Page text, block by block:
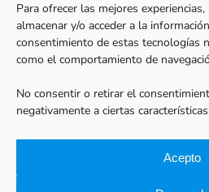
Para ofrecer las mejores
almacenar y/o acceder a la
consentimiento de estas tecnologías
como el comportamiento de
No consentir o retirar el
negativamente a ciertas
Acepto
Vinilos decorativos